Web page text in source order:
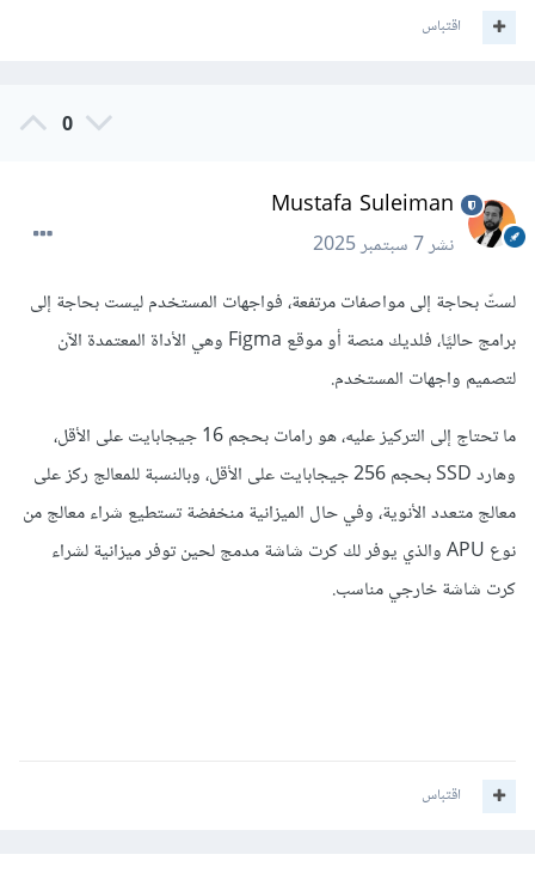
اقتباس
0
Mustafa Suleiman
نشر7 سبتمبر 2025
لستّ بحاجة إلى مواصفات مرتفعة، فواجهات المستخدم ليست بحاجة إلى
برامج حاليًا، فلديك منصة أو موقع Figma وهي الأداة المعتمدة الآن
لتصميم واجهات المستخدم.
ما تحتاج إلى التركيز عليه، هو رامات بحجم 16 جيجابايت على الأقل،
وهارد SSD بحجم 256 جيجابايت على الأقل، وبالنسبة للمعالج ركز على
معالج متعدد الأنوية، وفي حال الميزانية منخفضة تستطيع شراء معالج من
نوع APU والذي يوفر لك كرت شاشة مدمج لحين توفر ميزانية لشراء
كرت شاشة خارجي مناسب.
اقتباس